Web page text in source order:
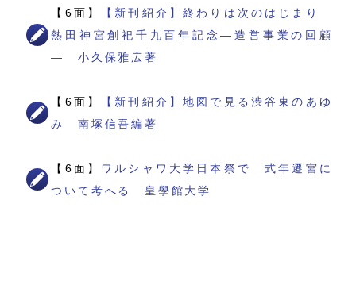
【6面】
【新刊紹介】終わりは次のはじまり
熱田神宮創祀千九百年記念―造営事業の回顧
― 小久保雅広著
【6面】
【新刊紹介】地図で見る渋谷東のあゆ
み 南塚信吾編著
【6面】
ワルシャワ大学日本祭で 式年遷宮に
ついて考へる 皇學館大学